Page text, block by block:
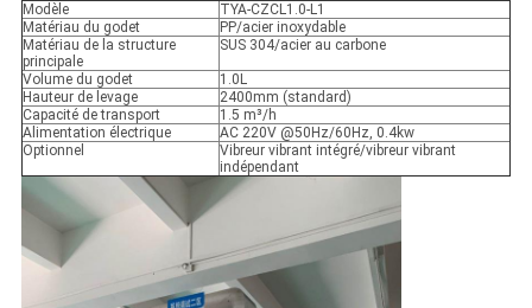
Modèle
TYA-CZCL1.0-L1
Matériau du godet
PP/acier inoxydable
Matériau de la structure
principale
SUS 304/acier au carbone
Volume du godet
1.0L
Hauteur de levage
2400mm (standard)
Capacité de transport
1.5 m³/h
Alimentation électrique
AC 220V @50Hz/60Hz, 0.4kw
Optionnel
Vibreur vibrant intégré/vibreur vibrant
indépendant